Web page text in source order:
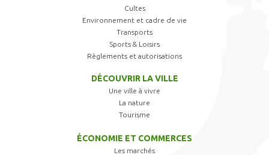
Cultes
Environnement et cadre de vie
Transports
Sports & Loisirs
Règlements et autorisations
DÉCOUVRIR LA VILLE
Une ville à vivre
La nature
Tourisme
ÉCONOMIE ET COMMERCES
Les marchés